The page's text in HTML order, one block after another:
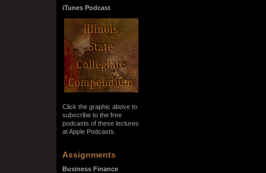
iTunes Podcast
Click the graphic above to
subscribe to the free
podcasts of these lectures
at Apple Podcasts.
Assignments
Business Finance